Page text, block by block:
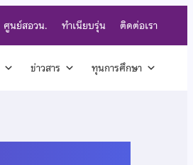
ศูนย์สอวน. ทำเนียบรุ่น ติดต่อเรา
ข่าวสาร ทุนการศึกษา